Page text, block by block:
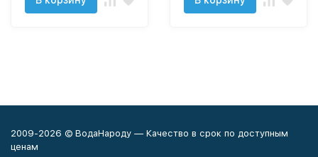
2009-2026 © ВодаНароду — Качество в срок по доступным
ценам